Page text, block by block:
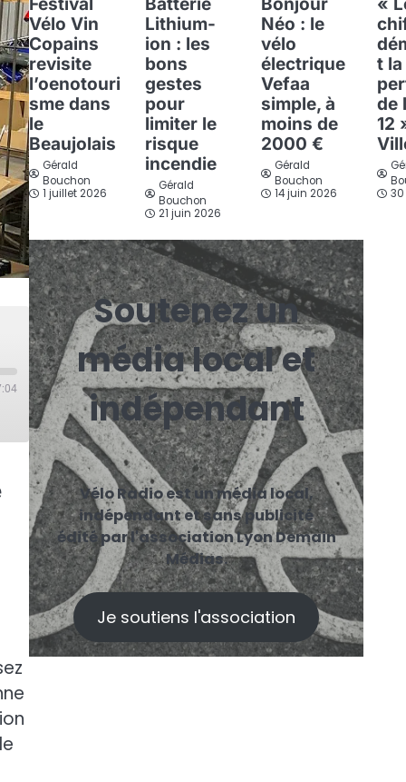
Vélo Vin
Copains
revisite
l’oenotouri
sme dans
le
Beaujolais
Gérald
Bouchon
1 juillet 2026
Lithium-
ion : les
bons
gestes
pour
limiter le
risque
incendie
Gérald
Bouchon
21 juin 2026
Néo : le
vélo
électrique
Vefaa
simple, à
moins de
2000 €
Gérald
Bouchon
14 juin 2026
t la
de
12
Soutenez un
média local et
indépendant
Vélo Radio est un média local,
indépendant et sans publicité
édité par l'association Lyon Demain
Médias.
Je soutiens l'association